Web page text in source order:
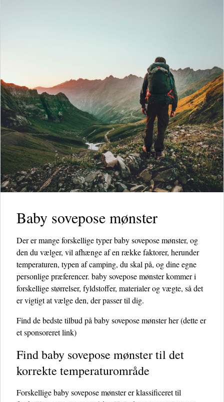
Baby sovepose mønster
Der er mange forskellige typer baby sovepose mønster, og
den du vælger, vil afhænge af en række faktorer, herunder
temperaturen, typen af ​​camping, du skal på, og dine egne
personlige præferencer. baby sovepose mønster kommer i
forskellige størrelser, fyldstoffer, materialer og vægte, så det
er vigtigt at vælge den, der passer til dig.
Find de bedste tilbud på baby sovepose mønster her(dette er
et sponsoreret link)
Find baby sovepose mønster til det
korrekte temperaturområde
Forskellige baby sovepose mønster er klassificeret til